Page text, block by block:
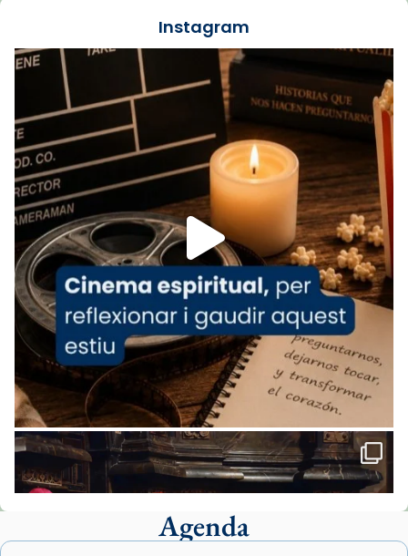
Recupera l'entrevista comp
Vatican
tican News 👇
www.vaticannews.va/es/iglesia/news/2026-
07/carmina-historia-depresion-papa-viaje-
espana-testimoni...
Foto
View on Facebook · Share
Arquebisbat de Barcelona
2 weeks ago
«Avui les santes Juliana i Semproniana ens
ajuden a alçar la mirada»
Mons. Sergi Gordo, bisbe de Tortosa, ha
presidit aquest 27 de juliol la missa de Les
Santes de Mataró.
🔗tinyurl.com/cvu5jmbk
📸 J. Merino
Instagram
Agenda